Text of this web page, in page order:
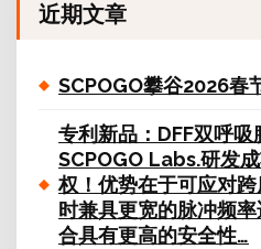
近期文章
SCPOGO攀谷2026春
专利新品：DFF双呼
SCPOGO Labs.研发
权！优势在于可应对
时兼具更宽的脉冲频
合具有更高的安全性…